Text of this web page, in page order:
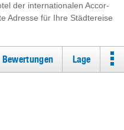
der internationalen Accor-
Adresse für Ihre Städtereise
Bewertungen Lage